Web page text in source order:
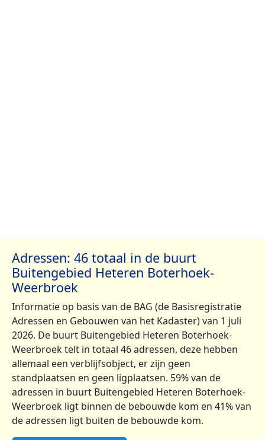
Adressen: 46 totaal in de buurt
Buitengebied Heteren Boterhoek-
Weerbroek
Informatie op basis van de BAG (de Basisregistratie
Adressen en Gebouwen van het Kadaster) van 1 juli
2026. De buurt Buitengebied Heteren Boterhoek-
Weerbroek telt in totaal 46 adressen, deze hebben
allemaal een verblijfsobject, er zijn geen
standplaatsen en geen ligplaatsen. 59% van de
adressen in buurt Buitengebied Heteren Boterhoek-
Weerbroek ligt binnen de bebouwde kom en 41% van
de adressen ligt buiten de bebouwde kom.